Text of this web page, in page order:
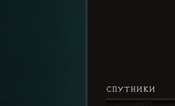
СПУТНИКИ